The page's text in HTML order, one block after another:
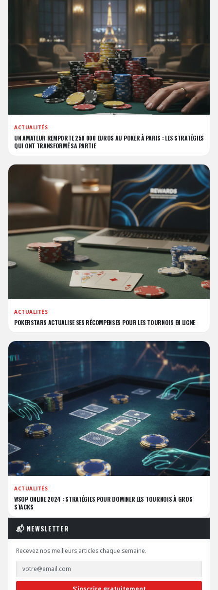
ACTUALITÉS
UN AMATEUR REMPORTE 250 000 EUROS AU POKER À PARIS : LES STRATÉGIES
QUI ONT TRANSFORMÉ SA PARTIE
ACTUALITÉS
POKERSTARS ACTUALISE SES RÉCOMPENSES POUR LES TOURNOIS EN LIGNE
ACTUALITÉS
WSOP ONLINE 2024 : STRATÉGIES POUR DOMINER LES TOURNOIS À GROS
STACKS
📬 NEWSLETTER
Recevez nos meilleurs articles chaque semaine.